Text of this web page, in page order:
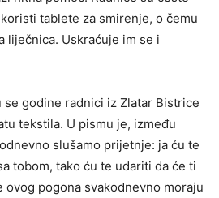
tablete za smirenje, o čemu
liječnica. Uskraćuje im se i
se godine radnici iz Zlatar Bistrice
tekstila. U pismu je, između
slušamo prijetnje: ja ću te
tobom, tako ću te udariti da će ti
ovog pogona svakodnevno moraju